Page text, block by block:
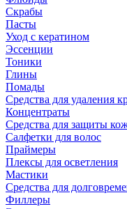
Скрабы
Пасты
Уход с кератином
Эссенции
Тоники
Глины
Помады
Средства для удаления
Концентраты
Средства для защиты
Салфетки для волос
Праймеры
Плексы для осветления
Мастики
Средства для
Филлеры